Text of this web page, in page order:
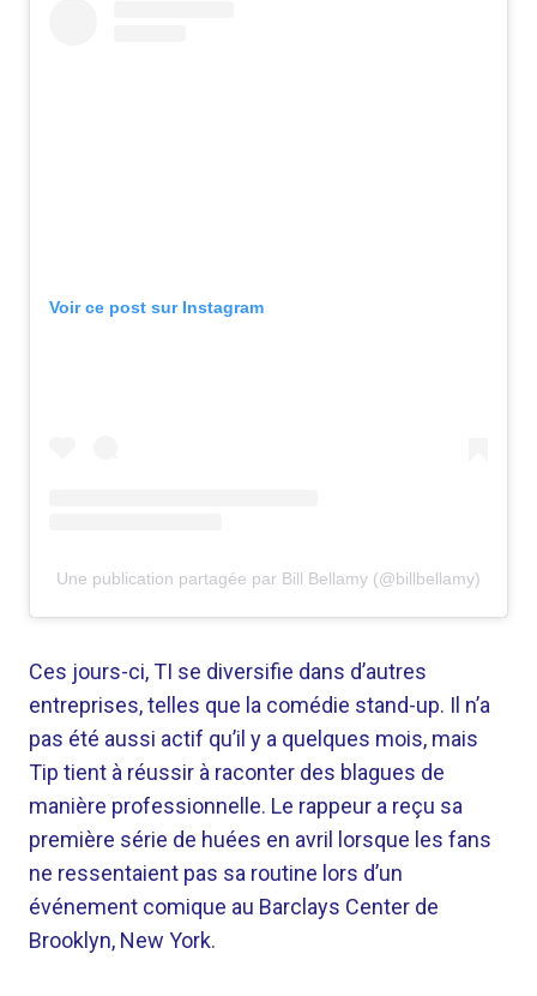
Voir ce post sur Instagram
Une publication partagée par Bill Bellamy (@billbellamy)
Ces jours-ci, TI se diversifie dans d’autres
entreprises, telles que la comédie stand-up. Il n’a
pas été aussi actif qu’il y a quelques mois, mais
Tip tient à réussir à raconter des blagues de
manière professionnelle. Le rappeur a reçu sa
première série de huées en avril lorsque les fans
ne ressentaient pas sa routine lors d’un
événement comique au Barclays Center de
Brooklyn, New York.